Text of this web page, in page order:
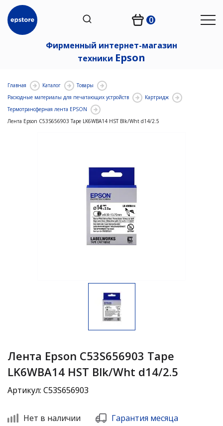
0
Фирменный интернет-магазин
техники Epson
Главная Каталог
Товары
Расходные материалы для печатающих устройств
Картридж
Термотрансферная лента EPSON
Лента Epson C53S656903 Tape LK6WBA14 HST Blk/Wht d14/2.5
Лента Epson C53S656903 Tape
LK6WBA14 HST Blk/Wht d14/2.5
Артикул: C53S656903
Нет в наличии Гарантия месяца